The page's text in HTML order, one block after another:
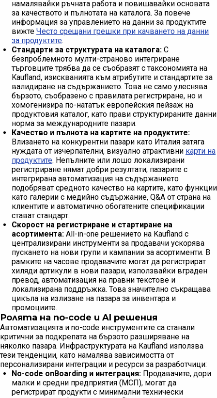
намалявайки ръчната работа и повишавайки основата
за качеството и пълнотата на каталога. За повече
информация за управлението на данни за продуктите
вижте Често срещани грешки при качването на данни
за продуктите.
Стандарти за структурата на каталога: С
безпроблемното мулти-страново интегриране
търговците трябва да се съобразят с таксономията на
Kaufland, изискванията към атрибутите и стандартите за
валидиране на съдържанието. Това не само улеснява
бързото, съобразено с правилата регистриране, но и
хомогенизира по-нататък европейския пейзаж на
продуктовия каталог, като прави структурираните данни
норма за международните пазари.
Качество и пълнота на картите на продуктите:
Влизането на конкурентни пазари като Италия затяга
нуждата от изчерпателни, визуално атрактивни карти на
продуктите. Непълните или лошо локализирани
регистриране нямат добри резултати; пазарите с
интегрирана автоматизация на съдържанието
подобряват средното качество на картите, като функции
като галерии с медийно съдържание, Q&A от страна на
клиентите и автоматично обогатените спецификации
стават стандарт.
Скорост на регистриране и стартиране на
асортимента: All-in-one решението на Kaufland с
централизирани инструменти за продавачи ускорява
пускането на нови групи и кампании за асортименти. В
рамките на часове продавачите могат да регистрират
хиляди артикули в нови пазари, използвайки вграден
превод, автоматизация на правни текстове и
локализирана поддръжка. Това значително съкращава
цикъла на излизане на пазара за инвентара и
промоциите.
Ролята на no-code и AI решения
Автоматизацията и no-code инструментите са станали
критични за подкрепата на бързото разширяване на
няколко пазара. Инфраструктурата на Kaufland използва
тези тенденции, като намалява зависимостта от
персонализирани интеграции и ресурси за разработчици:
No-code onBoarding и интеграция: Продавачите, дори
малки и средни предприятия (МСП), могат да
регистрират продукти с минимални технически